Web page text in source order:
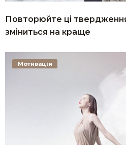
Повторюйте ці
зміниться на краще
Мотивація